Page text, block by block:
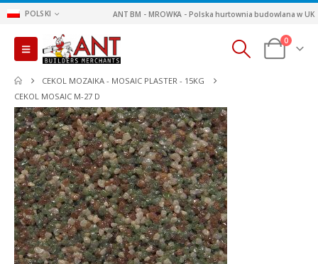
POLSKI ANT BM - MROWKA - Polska hurtownia budowlana w UK
0
CEKOL MOZAIKA - MOSAIC PLASTER - 15KG
CEKOL MOSAIC M-27 D